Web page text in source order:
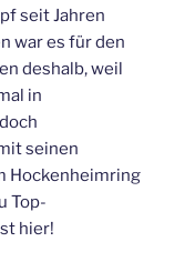
seit Jahren
war es für den
deshalb, weil
in
seinen
Hockenheimring
Top-
hier!